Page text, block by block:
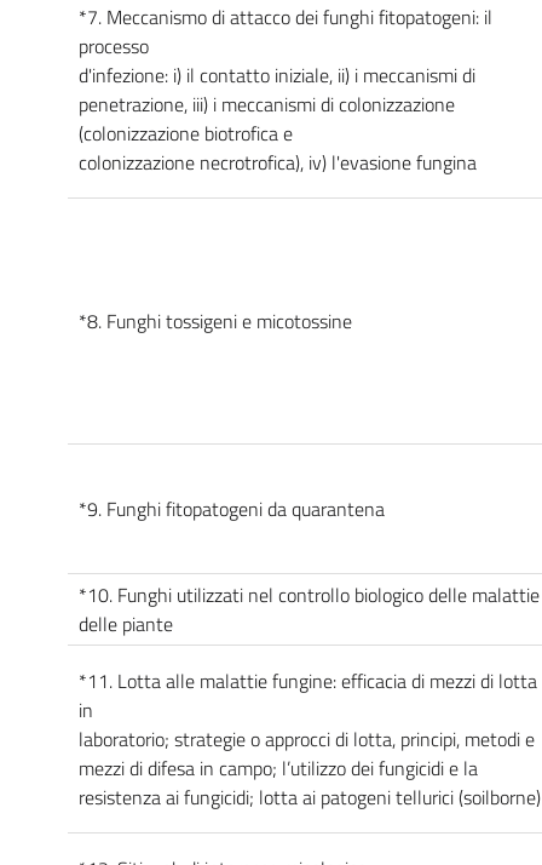
*7. Meccanismo di attacco dei funghi fitopatogeni: il
processo
d'infezione: i) il contatto iniziale, ii) i meccanismi di
penetrazione, iii) i meccanismi di colonizzazione
(colonizzazione biotrofica e
colonizzazione necrotrofica), iv) l'evasione fungina
*8. Funghi tossigeni e micotossine
*9. Funghi fitopatogeni da quarantena
*10. Funghi utilizzati nel controllo biologico delle malattie
delle piante
*11. Lotta alle malattie fungine: efficacia di mezzi di lotta
in
laboratorio; strategie o approcci di lotta, principi, metodi e
mezzi di difesa in campo; l’utilizzo dei fungicidi e la
resistenza ai fungicidi; lotta ai patogeni tellurici (soilborne)